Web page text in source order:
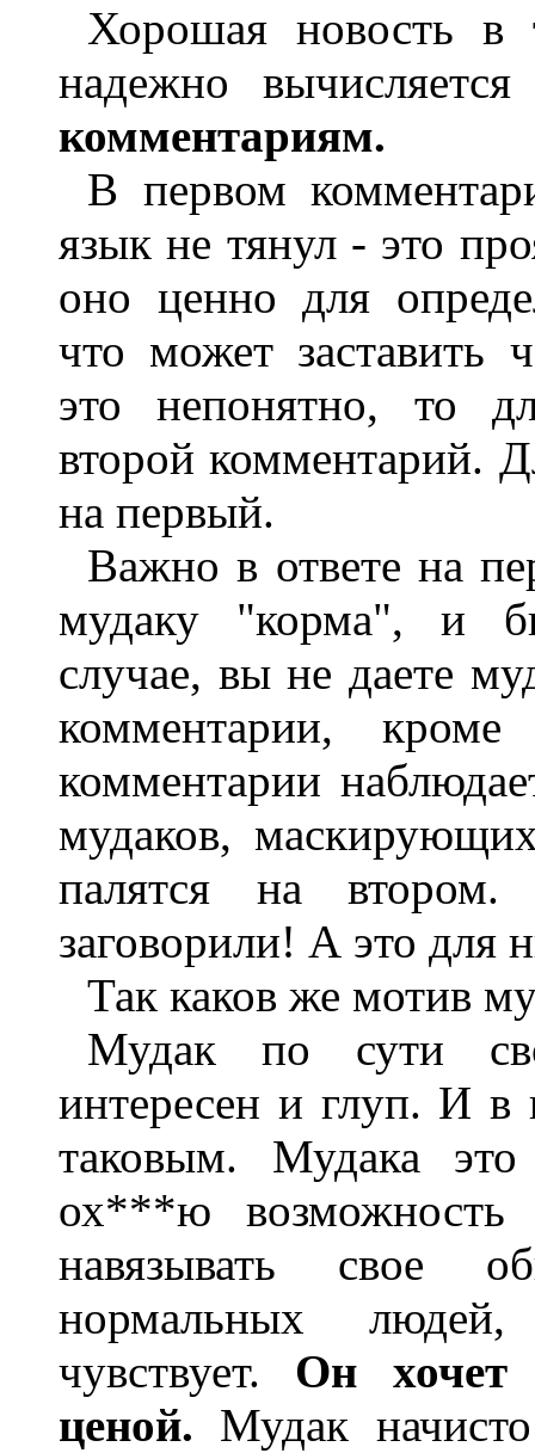
Хорошая новость в
надежно
комментариям.
В первом
язык не тянул - это
оно ценно для
что может заставить
это непонятно, то
второй комментарий.
на первый.
Важно в ответе на
мудаку "корма", и
случае, вы не даете
комментарии,
комментарии
мудаков,
палятся на
заговорили! А это для
Так каков же мотив
Мудак по сути
интересен и глуп. И
таковым. Мудака
ох***ю
навязывать свое
нормальных
чувствует. Он хочет
ценой. Мудак